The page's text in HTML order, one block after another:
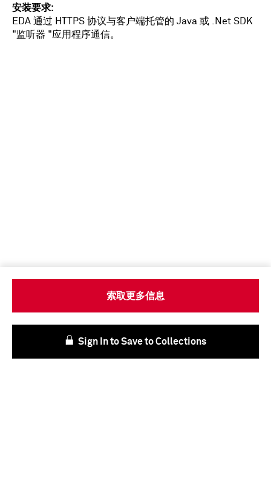
索取更多信息
Sign In to Save to Collections
安装要求
EDA 通过 HTTPS 协议与客户端托管的 Java 或 .Net SDK
"监听器 "应用程序通信。